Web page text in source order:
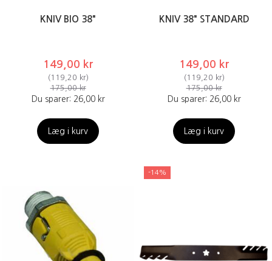
KNIV BIO 38"
149,00 kr
(119,20 kr)
175,00 kr
Du sparer: 26,00 kr
Læg i kurv
KNIV 38" STANDARD
149,00 kr
(119,20 kr)
175,00 kr
Du sparer: 26,00 kr
Læg i kurv
-14%